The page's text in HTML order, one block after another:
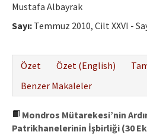
Mustafa Albayrak
Sayı: Temmuz 2010, Cilt XXVI -
Özet
Özet (English)
Benzer Makaleler
Mondros Mütarekesi’nin
Patrikhanelerinin İşbirliği (30